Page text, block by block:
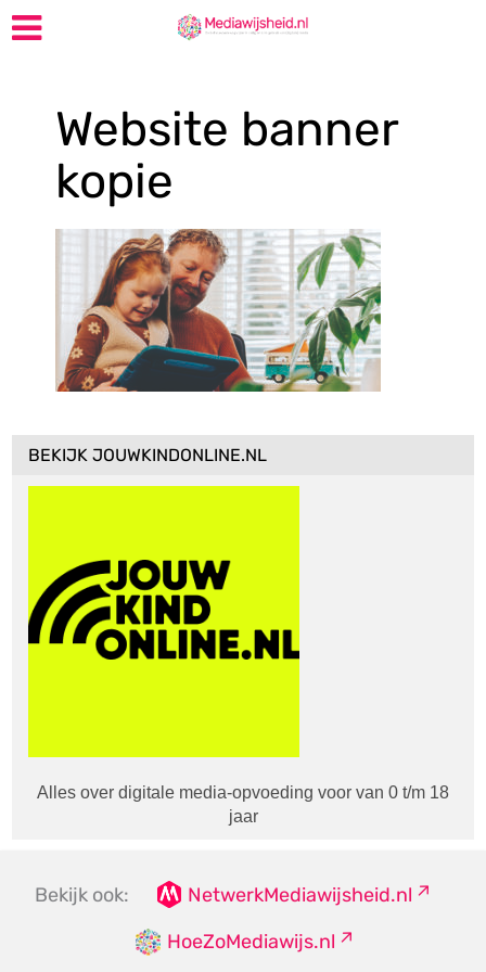
Website banner
kopie
BEKIJK JOUWKINDONLINE.NL
Alles over digitale media-opvoeding voor van 0 t/m 18
jaar
Bekijk ook:
NetwerkMediawijsheid.nl
HoeZoMediawijs.nl